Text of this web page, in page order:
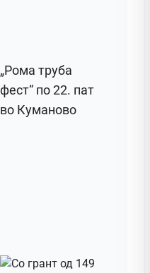
„Рома труба
фест“ по 22. пат
во Куманово